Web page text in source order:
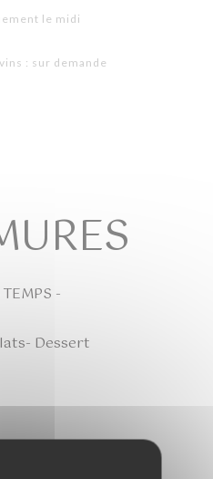
le midi
: sur demande
-
Dessert